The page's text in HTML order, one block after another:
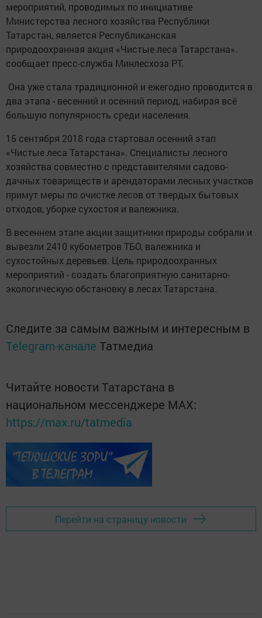
мероприятий, проводимых по инициативе
Министерства лесного хозяйства Республики
Татарстан, является Республиканская
природоохранная акция «Чистые леса Татарстана».
сообщает пресс-служба Минлесхоза РТ.
Она уже стала традиционной и ежегодно проводится в
два этапа - весенний и осенний период, набирая всё
большую популярность среди населения.
15 сентября 2018 года стартовал осенний этап
«Чистые леса Татарстана». Специалисты лесного
хозяйства совместно с представителями садово-
дачных товариществ и арендаторами лесных участков
примут меры по очистке лесов от твердых бытовых
отходов, уборке сухостоя и валежника.
В весеннем этапе акции защитники природы собрали и
вывезли 2410 кубометров ТБО, валежника и
сухостойных деревьев. Цель природоохранных
мероприятий - создать благоприятную санитарно-
экологическую обстановку в лесах Татарстана.
Следите за самым важным и интересным в
Telegram-канале Татмедиа
Читайте новости Татарстана в
национальном мессенджере MАХ:
https://max.ru/tatmedia
Перейти на страницу новости